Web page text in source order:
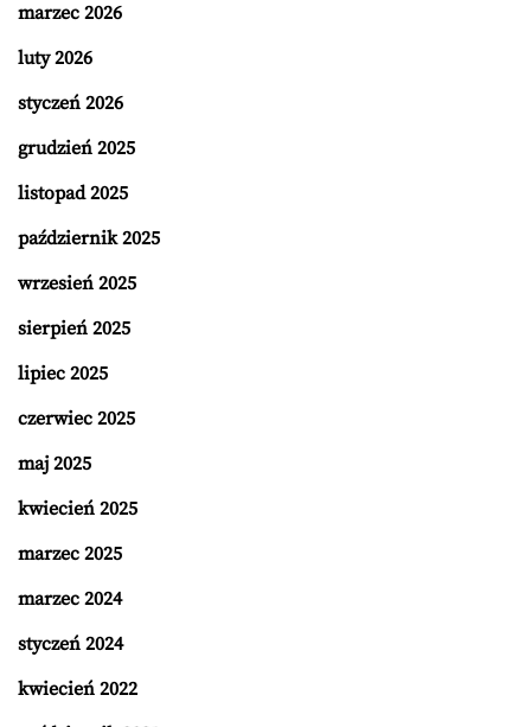
marzec 2026
luty 2026
styczeń 2026
grudzień 2025
listopad 2025
październik 2025
wrzesień 2025
sierpień 2025
lipiec 2025
czerwiec 2025
maj 2025
kwiecień 2025
marzec 2025
marzec 2024
styczeń 2024
kwiecień 2022